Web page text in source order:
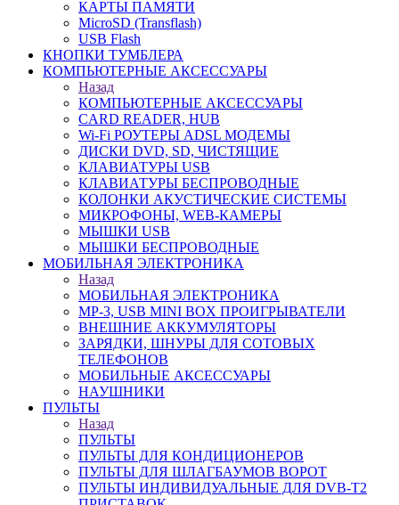
КАРТЫ ПАМЯТИ
MicroSD (Transflash)
USB Flash
КНОПКИ ТУМБЛЕРА
КОМПЬЮТЕРНЫЕ АКСЕССУАРЫ
Назад
КОМПЬЮТЕРНЫЕ АКСЕССУАРЫ
CARD READER, HUB
Wi-Fi РОУТЕРЫ ADSL МОДЕМЫ
ДИСКИ DVD, SD, ЧИСТЯЩИЕ
КЛАВИАТУРЫ USB
КЛАВИАТУРЫ БЕСПРОВОДНЫЕ
КОЛОНКИ АКУСТИЧЕСКИЕ СИСТЕМЫ
МИКРОФОНЫ, WEB-КАМЕРЫ
МЫШКИ USB
МЫШКИ БЕСПРОВОДНЫЕ
МОБИЛЬНАЯ ЭЛЕКТРОНИКА
Назад
МОБИЛЬНАЯ ЭЛЕКТРОНИКА
MP-3, USB MINI BOX ПРОИГРЫВАТЕЛИ
ВНЕШНИЕ АККУМУЛЯТОРЫ
ЗАРЯДКИ, ШНУРЫ ДЛЯ СОТОВЫХ
ТЕЛЕФОНОВ
МОБИЛЬНЫЕ АКСЕССУАРЫ
НАУШНИКИ
ПУЛЬТЫ
Назад
ПУЛЬТЫ
ПУЛЬТЫ ДЛЯ КОНДИЦИОНЕРОВ
ПУЛЬТЫ ДЛЯ ШЛАГБАУМОВ ВОРОТ
ПУЛЬТЫ ИНДИВИДУАЛЬНЫЕ ДЛЯ DVB-T2